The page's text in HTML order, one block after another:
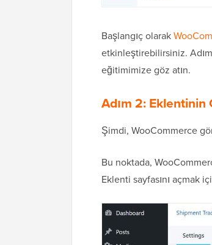
Başlangıç olarak
etkinleştirebilirsiniz.
eğitimimize göz atın.
Adım 2: Eklentinin
Şimdi, WooCommerce
Bu noktada,
Eklenti sayfasını açmak